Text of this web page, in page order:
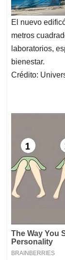
El nuevo
metros
laboratorios,
bienestar.
Crédito: